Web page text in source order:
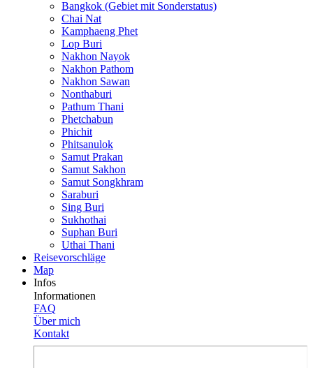
Bangkok (Gebiet mit Sonderstatus)
Chai Nat
Kamphaeng Phet
Lop Buri
Nakhon Nayok
Nakhon Pathom
Nakhon Sawan
Nonthaburi
Pathum Thani
Phetchabun
Phichit
Phitsanulok
Samut Prakan
Samut Sakhon
Samut Songkhram
Saraburi
Sing Buri
Sukhothai
Suphan Buri
Uthai Thani
Reisevor­schläge
Map
Infos
Informationen
FAQ
Über mich
Kontakt